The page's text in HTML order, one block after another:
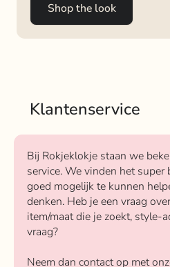
Shop the look
Klantenservice
Bij Rokjeklokje staan we
service. We vinden het super
goed mogelijk te kunnen
denken. Heb je een vraag
item/maat die je zoekt, style-
vraag?
Neem dan contact op met